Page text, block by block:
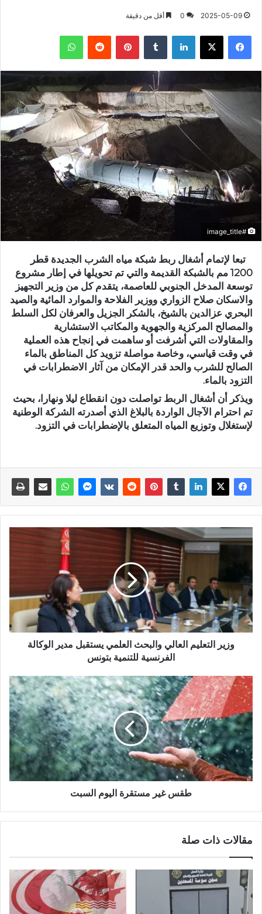
2025-05-09
0 أقل من دقيقة
فيسبوك X لينكدإن بينتيريست واتساب
#image_title
تبعا لإتمام أشغال ربط شبكة مياه الشرب الجديدة قطر
1200 مم بالشبكة القديمة والتي تم تحويلها في إطار مشروع
توسعة المدخل الجنوبي للعاصمة، يتقدم كل من وزير التجهيز
والاسكان صلاح الزواري ووزير الفلاحة والموارد المائية والصيد
البحري عزالدين بالشيخ، بالشكر الجزيل والعرفان لكل السلط
والمصالح المركزية والجهوية والمكاتب الاستشارية
والمقاولات التي أشرفت أو ساهمت في إنجاح هذه العملية
في وقت قياسي، وخاصة مواصلة تزويد كل المناطق بالماء
الصالح للشرب والحد قدر الإمكان من آثار الاضطرابات في
التزود بالماء.
ويذكر أن أشغال الربط تواصلت دون انقطاع ليلا ونهارا، بحيث
تم احترام الآجال الواردة بالبلاغ الذي أصدرته الشركة الوطنية
لإستغلال وتوزيع المياه المتعلق بالإضطرابات في التزود.
وزير التعليم العالي والبحث العلمي يستقبل مدير الوكالة
الفرنسية للتنمية بتونس
طقس غير مستقرة اليوم السبت
مقالات ذات صلة